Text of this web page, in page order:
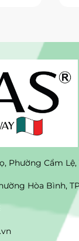
Phường Cẩm
Hòa Bình,